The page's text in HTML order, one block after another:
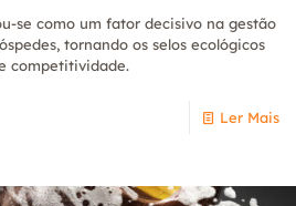
se como um fator decisivo na gestão
tornando os selos ecológicos
competitividade.
Ler Mais